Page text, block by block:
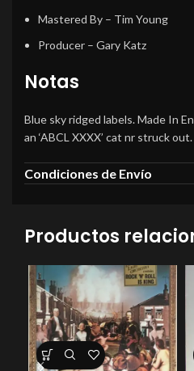
Mastered By – Tim Young
Producer – Gary Katz
Notas
Blue sky ridged labels. Made In
an ‘ABCL XXXX’ cat nr struck out.
Condiciones de Envío
Productos